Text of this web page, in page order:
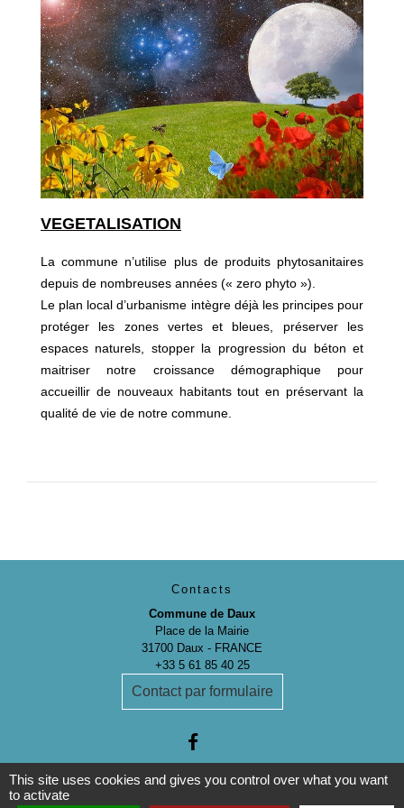
VEGETALISATION
La commune n’utilise plus de produits phytosanitaires
depuis de nombreuses années (« zero phyto »).
Le plan local d’urbanisme intègre déjà les principes pour
protéger les zones vertes et bleues, préserver les
espaces naturels, stopper la progression du béton et
maitriser notre croissance démographique pour
accueillir de nouveaux habitants tout en préservant la
qualité de vie de notre commune.
Contacts
Commune de Daux
Place de la Mairie
31700 Daux - FRANCE
+33 5 61 85 40 25
Contact par formulaire
This site uses cookies and gives you control over what you want
to activate